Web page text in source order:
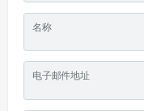
名称
电子邮件地址